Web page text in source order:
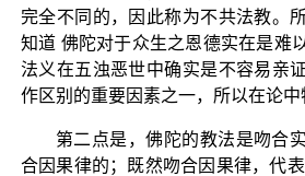
完全不同的，因此称为不共法教。
知道 佛陀对于众生之恩德实在是难
法义在五浊恶世中确实是不容易亲
作区别的重要因素之一，所以在论中
第二点是，佛陀的教法是吻合
合因果律的；既然吻合因果律，代